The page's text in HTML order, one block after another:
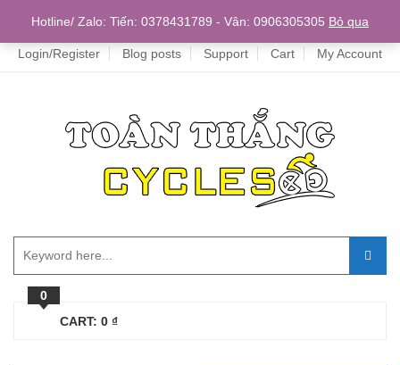
Home
Login/Register Blog posts Support Cart My Account
0
CART: 0 ₫
Hotline/ Zalo: Tiến: 0378431789 - Vân: 0906305305 Bỏ qua